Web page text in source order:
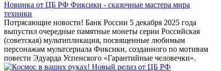
Новинка от ЦБ РФ Фиксики - сказочные мастера мира
техники
Потрясающие новости! Банк России 5 декабря 2025 года
выпустил очередные памятные монеты серии Российская
(советская) мультипликация, посвященные любимым
персонажам мультсериала Фиксики, созданного по мотивам
повести Эдуарда Успенского «Гарантийные человечки».